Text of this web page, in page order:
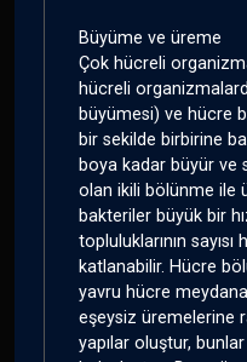
Büyüme ve üreme
Çok hücreli
hücreli
büyümesi) ve hücre
bir sekilde birbirine
boya kadar büyür ve
olan ikili bölünme ile
bakteriler büyük bir
topluluklarının
katlanabilir. Hücre
yavru hücre
eşeysiz üremelerine
yapılar oluştur,